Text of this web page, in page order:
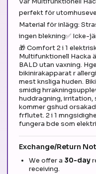
perfekt för
Material för inlägg:
ingen blekning✅ Icke-
🎁 Comfort 2 i 1
Multifunktionell Hacka
BALD utan vaxning.
bikinirakapparat r
mest knsliga huden.
smidig
huddragning, irritation,
kommer gshud
frflutet. 2 i 1
fungera bde som
Exchange/Return
We offer a 30-day
receiving.